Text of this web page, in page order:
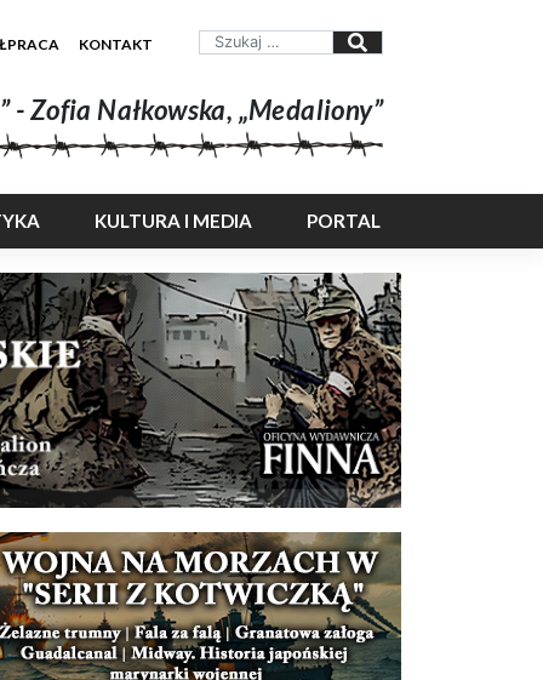
KONTAKT
Zofia Nałkowska, „Medaliony”
KULTURA I MEDIA PORTAL